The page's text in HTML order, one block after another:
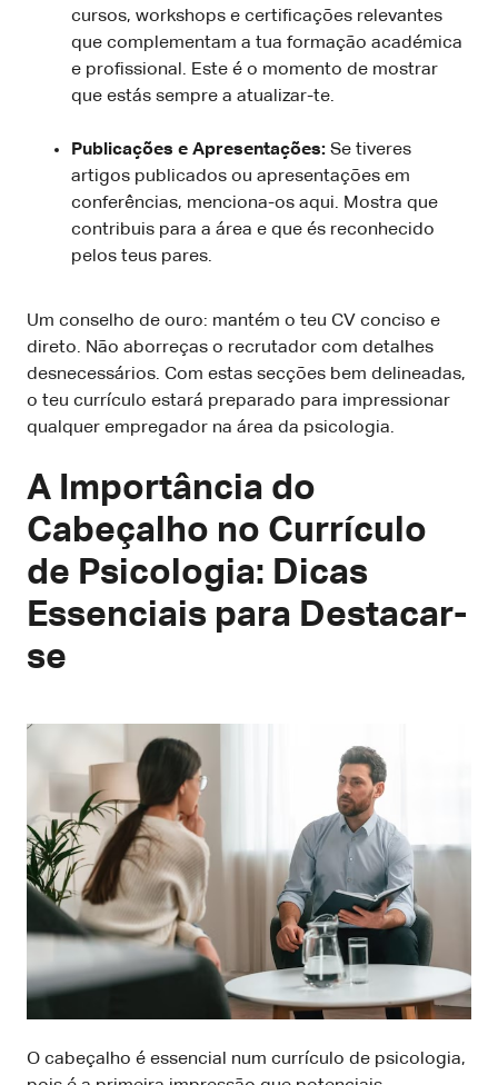
cursos, workshops e certificações relevantes
que complementam a tua formação académica
e profissional. Este é o momento de mostrar
que estás sempre a atualizar-te.
Publicações e Apresentações: Se tiveres
artigos publicados ou apresentações em
conferências, menciona-os aqui. Mostra que
contribuis para a área e que és reconhecido
pelos teus pares.
Um conselho de ouro: mantém o teu CV conciso e
direto. Não aborreças o recrutador com detalhes
desnecessários. Com estas secções bem delineadas,
o teu currículo estará preparado para impressionar
qualquer empregador na área da psicologia.
A Importância do
Cabeçalho no Currículo
de Psicologia: Dicas
Essenciais para Destacar-
se
O cabeçalho é essencial num currículo de psicologia,